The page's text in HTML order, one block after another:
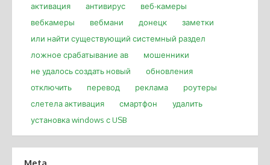
активация
антивирус
веб-камеры
вебкамеры
вебмани донецк
заметки
или найти существующий системный раздел
ложное срабатывание ав
мошенники
не удалось создать новый
обновления
отключить
перевод реклама
роутеры
слетела активация
смартфон
удалить
установка windows с USB
Meta